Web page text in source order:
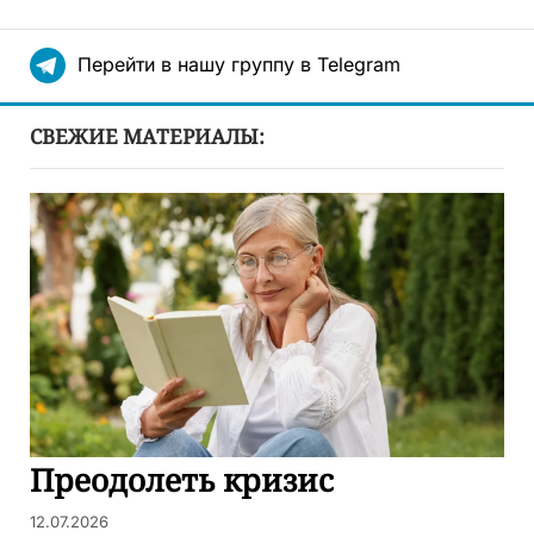
Перейти в нашу группу в Telegram
СВЕЖИЕ МАТЕРИАЛЫ:
Преодолеть кризис
12.07.2026